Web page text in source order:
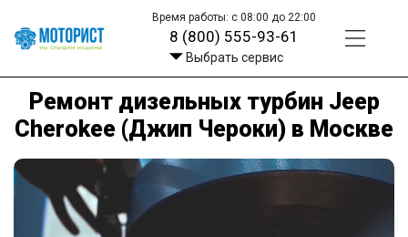
Время работы: с 08:00 до 22:00
8 (800) 555-93-61
Выбрать сервис
Ремонт дизельных турбин Jeep
Cherokee (Джип Чероки) в Москве